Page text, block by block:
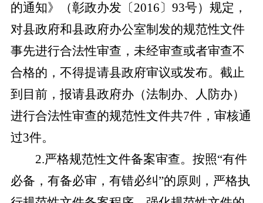
的通知》（彰政办发〔2016〕93号）规定，
对县政府和县政府办公室制发的规范性文件
事先进行合法性审查，未经审查或者审查不
合格的，不得提请县政府审议或发布。截止
到目前，报请县政府办（法制办、人防办）
进行合法性审查的规范性文件共7件， 审核通
过3件。
2.严格规范性文件备案审查。按照“有件
必备，有备必审，有错必纠”的原则，严格执